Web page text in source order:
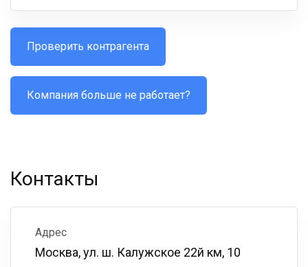
Проверить контрагента
Компания больше не работает?
Контакты
Адрес
Москва, ул. ш. Калужское 22й км, 10